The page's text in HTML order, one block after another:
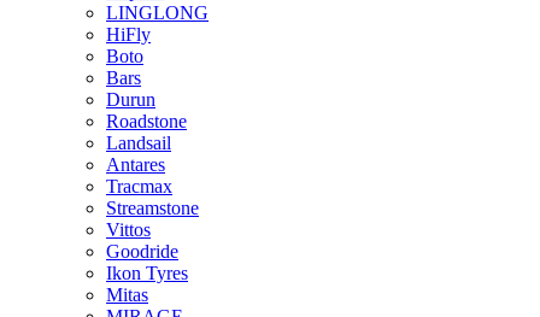
LINGLONG
HiFly
Boto
Bars
Durun
Roadstone
Landsail
Antares
Tracmax
Streamstone
Vittos
Goodride
Ikon Tyres
Mitas